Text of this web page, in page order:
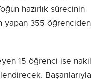
hazırlık sürecinin
yapan 355 öğrenciden
15 öğrenci ise nakil
Başarılarıyla